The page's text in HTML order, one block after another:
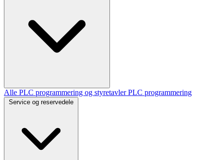
Alle PLC programmering og styretavlerPLC programmering
Service og reservedele